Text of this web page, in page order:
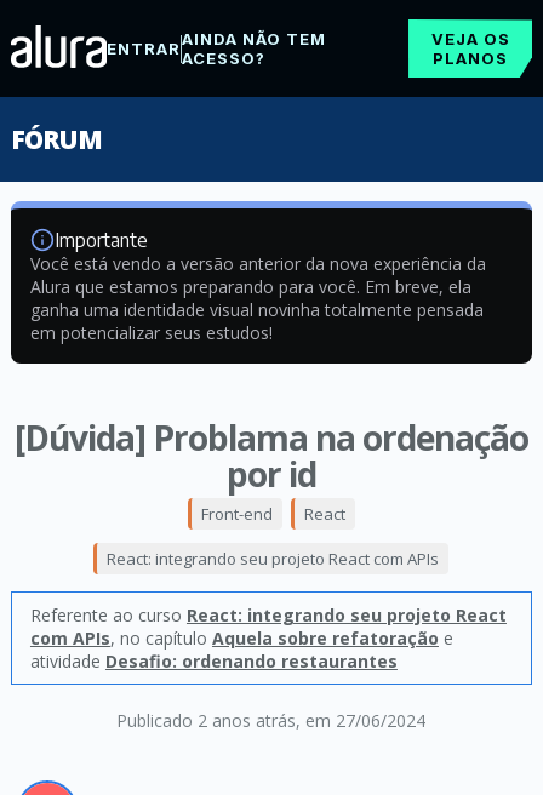
ENTRARAINDA NÃO TEM
ACESSO?
VEJA OS
PLANOS
FÓRUM
Importante
Você está vendo a versão anterior da nova experiência da
Alura que estamos preparando para você. Em breve, ela
ganha uma identidade visual novinha totalmente pensada
em potencializar seus estudos!
[Dúvida] Problama na ordenação
por id
Publicado 2 anos atrás, em 27/06/2024
Front-end React
React: integrando seu projeto React com APIs
Referente ao curso React: integrando seu projeto React
com APIs, no capítulo Aquela sobre refatoração e
atividade Desafio: ordenando restaurantes